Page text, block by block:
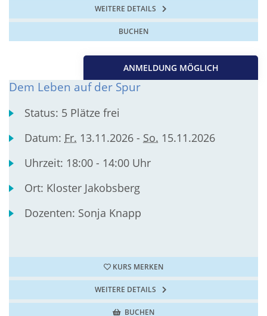
WEITERE DETAILS
BUCHEN
ANMELDUNG MÖGLICH
Dem Leben auf der Spur
Status: 5 Plätze frei
Datum: Fr. 13.11.2026 - So. 15.11.2026
Uhrzeit: 18:00 - 14:00 Uhr
Ort: Kloster Jakobsberg
Dozenten: Sonja Knapp
KURS MERKEN
WEITERE DETAILS
BUCHEN